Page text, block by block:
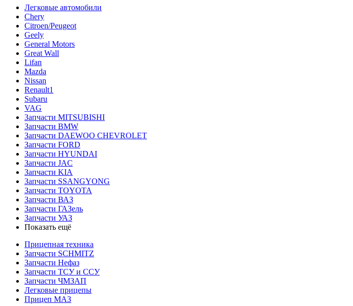
Легковые автомобили
Chery
Citroen/Peugeot
Geely
General Motors
Great Wall
Lifan
Mazda
Nissan
Renault1
Subaru
VAG
Запчасти MITSUBISHI
Запчасти BMW
Запчасти DAEWOO CHEVROLET
Запчасти FORD
Запчасти HYUNDAI
Запчасти JAC
Запчасти KIA
Запчасти SSANGYONG
Запчасти TOYOTA
Запчасти ВАЗ
Запчасти ГАЗель
Запчасти УАЗ
Показать ещё
Прицепная техника
Запчасти SCHMITZ
Запчасти Нефаз
Запчасти ТСУ и ССУ
Запчасти ЧМЗАП
Легковые прицепы
Прицеп МАЗ